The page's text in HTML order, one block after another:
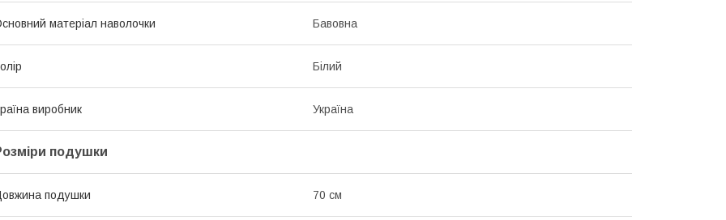
матеріал наволочки Бавовна
Білий
виробник Україна
подушки
подушки 70 см